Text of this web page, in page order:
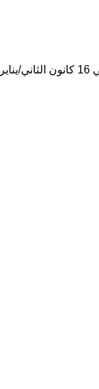
نفسه منشوراً في 16 كانون الثاني/يناير